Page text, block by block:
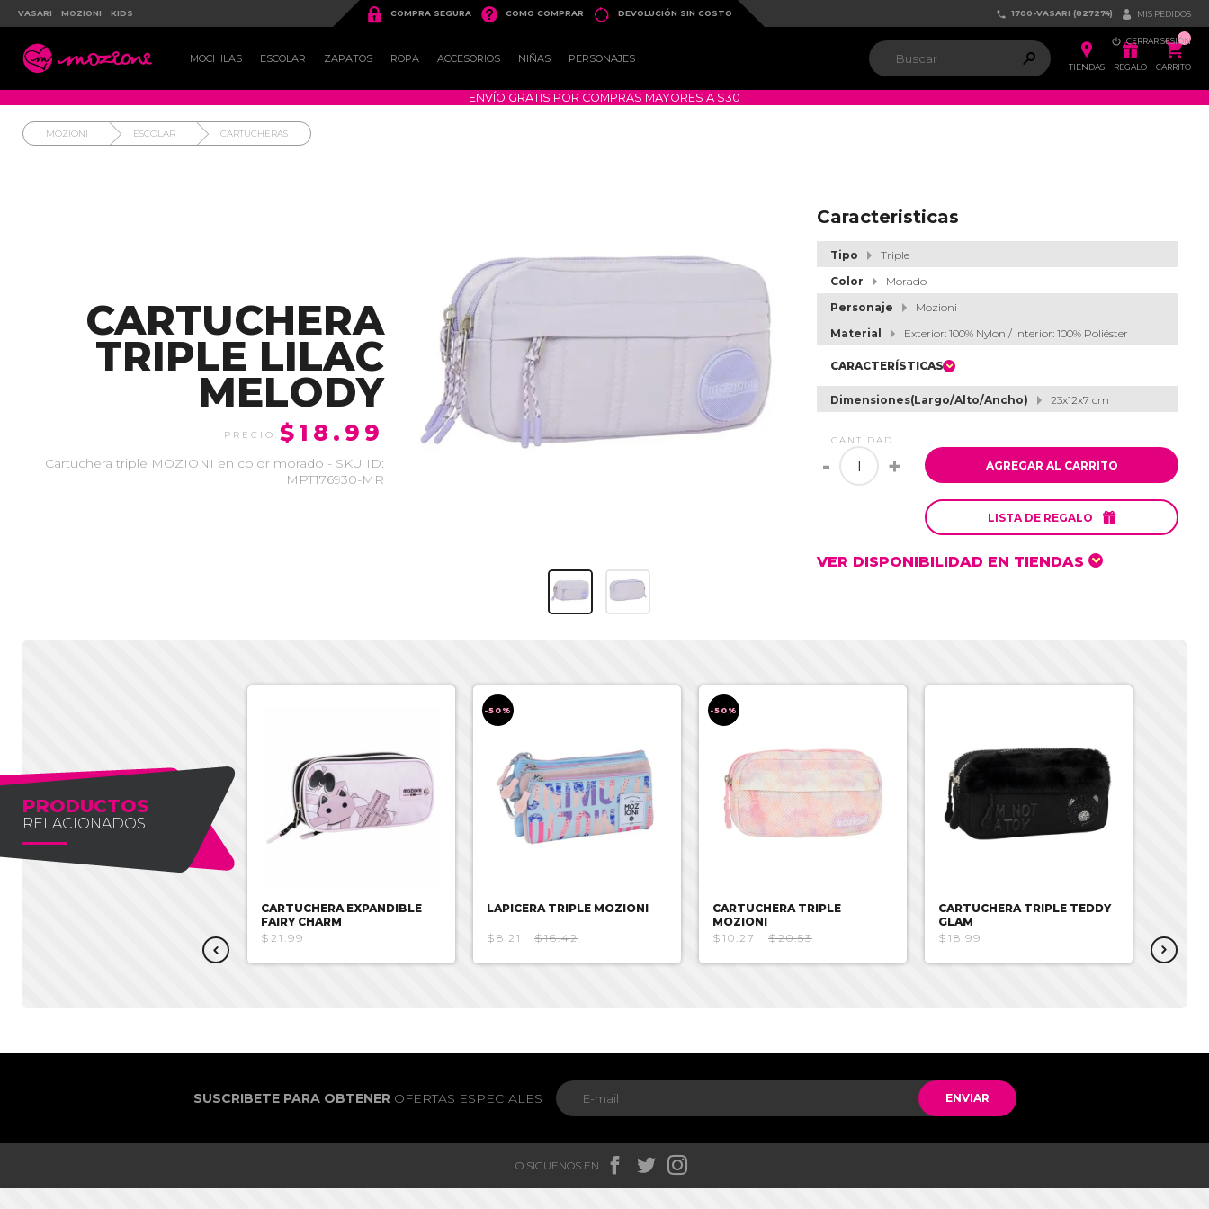
VASARI MOZIONI KIDS  COMPRA SEGURA  COMO COMPRAR  DEVOLUCIÓN SIN COSTO  1700-VASARI (827274)  MIS PEDIDOS
 CERRAR SESIÓN
 MOCHILAS ESCOLAR ZAPATOS ROPA ACCESORIOS NIÑAS PERSONAJES  
TIENDAS

REGALO
ຐ
CARRITO
ENVÍO GRATIS POR COMPRAS MAYORES A $30
MOZIONI ESCOLAR CARTUCHERAS
CARTUCHERA
TRIPLE LILAC
MELODY
$18.99
Cartuchera triple MOZIONI en color morado - SKU ID:
MPT176930-MR
Caracteristicas
Tipo
Triple
Color
Morado
Personaje
Mozioni
Material
Exterior: 100% Nylon / Interior: 100% Poliéster
CARACTERÍSTICAS
Dimensiones(Largo/Alto/Ancho) 23x12x7 cm
CANTIDAD
- + AGREGAR AL CARRITO
LISTA DE REGALO 
VER DISPONIBILIDAD EN TIENDAS
PRODUCTOS
RELACIONADOS
CARTUCHERA EXPANDIBLE
FAIRY CHARM
$21.99
-50%
LAPICERA TRIPLE MOZIONI
$8.21 $16.42
-50%
CARTUCHERA TRIPLE
MOZIONI
$10.27
$20.53
CARTUCHERA TRIPLE TEDDY
GLAM
$18.99
$18.99
SUSCRIBETE PARA OBTENEROFERTAS ESPECIALES ENVIAR
O SIGUENOS EN   